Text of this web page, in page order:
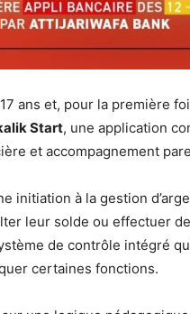
ans et, pour la première
Start, une application
et accompagnement
initiation à la gestion
leur solde ou effectuer
de contrôle intégré
certaines fonctions.